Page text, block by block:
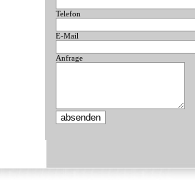
Telefon
E-Mail
Anfrage